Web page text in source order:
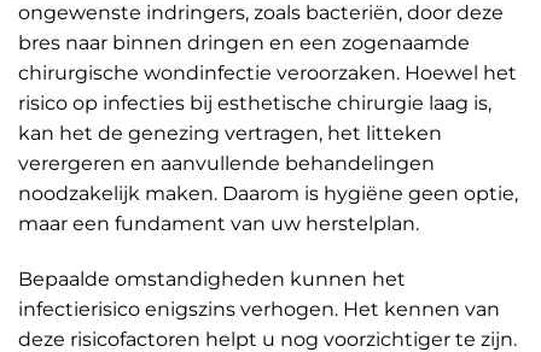
ongewenste indringers, zoals bacteriën, door deze
bres naar binnen dringen en een zogenaamde
chirurgische wondinfectie veroorzaken. Hoewel het
risico op infecties bij esthetische chirurgie laag is,
kan het de genezing vertragen, het litteken
verergeren en aanvullende behandelingen
noodzakelijk maken. Daarom is hygiëne geen optie,
maar een fundament van uw herstelplan.
Bepaalde omstandigheden kunnen het
infectierisico enigszins verhogen. Het kennen van
deze risicofactoren helpt u nog voorzichtiger te zijn.